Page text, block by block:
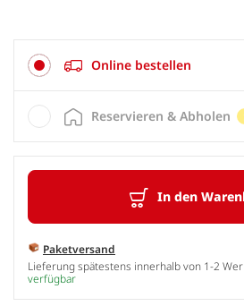
Online bestellen
In den
Paketversand
Lieferung spätestens innerhalb von 1-2
verfügbar
Reservieren & Abholen